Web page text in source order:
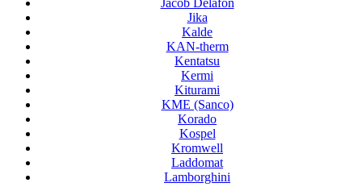
Jacob Delafon
Jika
Kalde
KAN-therm
Kentatsu
Kermi
Kiturami
KME (Sanco)
Korado
Kospel
Kromwell
Laddomat
Lamborghini